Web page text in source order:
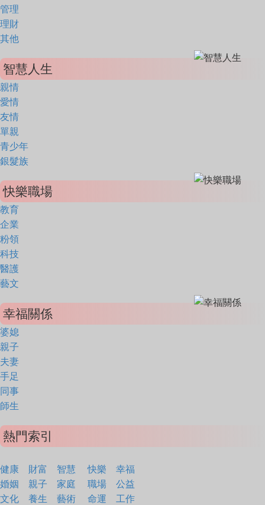
管理
理財
其他
智慧人生
親情
愛情
友情
單親
青少年
銀髮族
快樂職場
教育
企業
粉領
科技
醫護
藝文
幸福關係
婆媳
親子
夫妻
手足
同事
師生
熱門索引
健康 財富 智慧 快樂
幸福
婚姻
親子 家庭 職場
公益
文化
養生 藝術 命運 工作